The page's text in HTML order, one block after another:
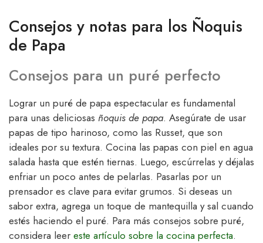
Consejos y notas para los Ñoquis
de Papa
Consejos para un puré perfecto
Lograr un puré de papa espectacular es fundamental
para unas deliciosas ñoquis de papa. Asegúrate de usar
papas de tipo harinoso, como las Russet, que son
ideales por su textura. Cocina las papas con piel en agua
salada hasta que estén tiernas. Luego, escúrrelas y déjalas
enfriar un poco antes de pelarlas. Pasarlas por un
prensador es clave para evitar grumos. Si deseas un
sabor extra, agrega un toque de mantequilla y sal cuando
estés haciendo el puré. Para más consejos sobre puré,
considera leer este artículo sobre la cocina perfecta.